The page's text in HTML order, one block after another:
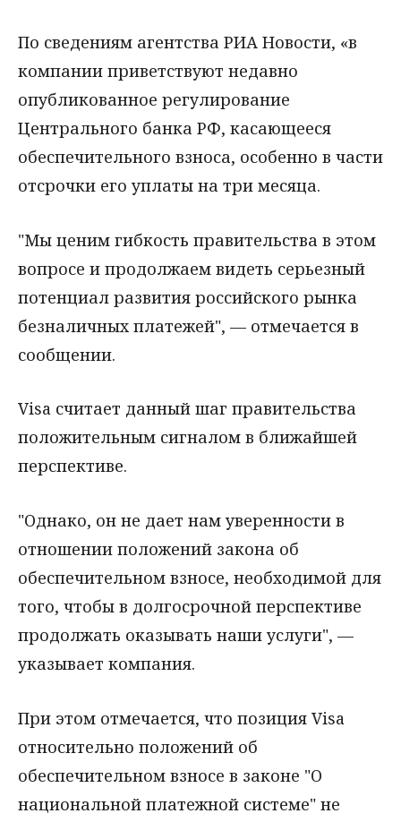
По сведениям агентства РИА Новости, «в
компании приветствуют недавно
опубликованное регулирование
Центрального банка РФ, касающееся
обеспечительного взноса, особенно в части
отсрочки его уплаты на три месяца.
"Мы ценим гибкость правительства в этом
вопросе и продолжаем видеть серьезный
потенциал развития российского рынка
безналичных платежей", — отмечается в
сообщении.
Visa считает данный шаг правительства
положительным сигналом в ближайшей
перспективе.
"Однако, он не дает нам уверенности в
отношении положений закона об
обеспечительном взносе, необходимой для
того, чтобы в долгосрочной перспективе
продолжать оказывать наши услуги", —
указывает компания.
При этом отмечается, что позиция Visa
относительно положений об
обеспечительном взносе в законе "О
национальной платежной системе" не